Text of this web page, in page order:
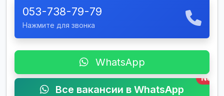
053-738-79-79
Нажмите для звонка
WhatsApp
Все вакансии в WhatsApp
New